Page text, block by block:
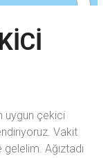
uygun çekici
Vakit
Ağıztadı